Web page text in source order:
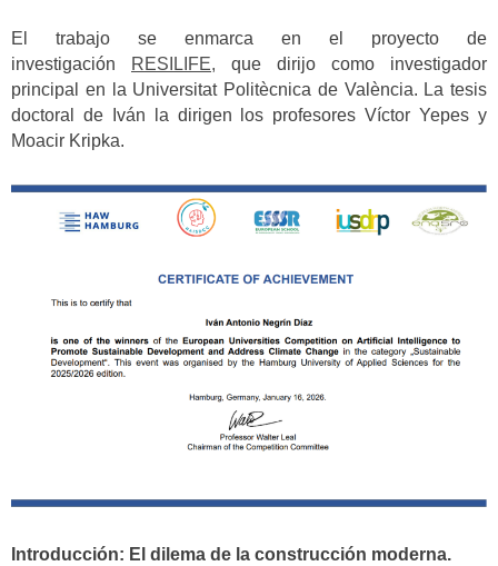
El trabajo se enmarca en el proyecto de
investigación
RESILIFE, que dirijo como investigador
principal en la Universitat Politècnica de València. La tesis
doctoral de Iván la dirigen los profesores Víctor Yepes y
Moacir Kripka.
Introducción: El dilema de la construcción moderna.